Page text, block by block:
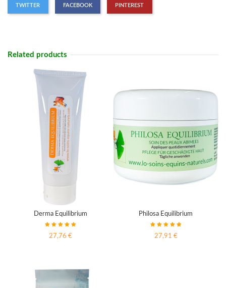
TWITTER FACEBOOK PINTEREST
Related products
Derma Equilibrium
27,76 €
Philosa Equilibrium
27,91 €